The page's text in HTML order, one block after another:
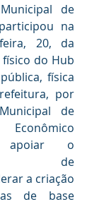
de
na
20, da
do Hub
física
por
de
apoiar o
de
a criação
de base